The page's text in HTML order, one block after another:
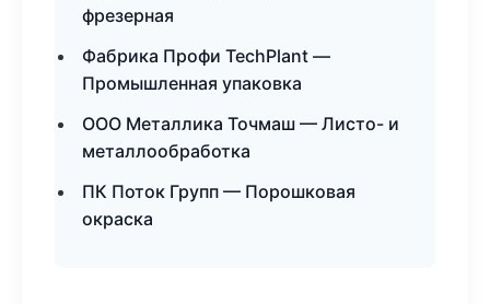
фрезерная
Фабрика Профи TechPlant —
Промышленная упаковка
ООО Металлика Точмаш — Листо- и
металлообработка
ПК Поток Групп — Порошковая
окраска